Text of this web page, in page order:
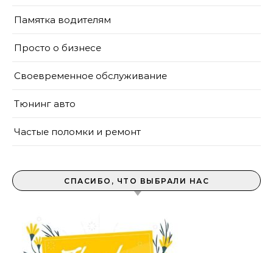
Памятка водителям
Просто о бизнесе
Своевременное обслуживание
Тюнинг авто
Частые поломки и ремонт
СПАСИБО, ЧТО ВЫБРАЛИ НАС